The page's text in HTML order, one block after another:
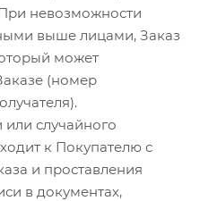
невозможности
выше лицами, Заказ
может
(номер
или случайного
к Покупателю с
и проставления
в документах,